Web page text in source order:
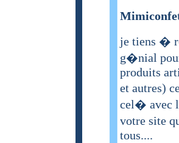
je tiens �
g�nial
produits
et autres)
cel� avec
votre site
tous....